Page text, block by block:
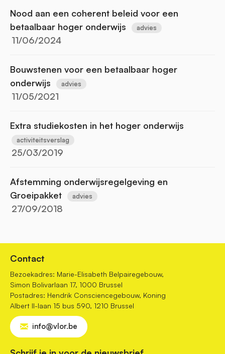
Nood aan een coherent beleid voor een
betaalbaar hoger onderwijs
advies
11/06/2024
Bouwstenen voor een betaalbaar hoger
onderwijs
advies
11/05/2021
Extra studiekosten in het hoger onderwijs
activiteitsverslag
25/03/2019
Afstemming onderwijsregelgeving en
Groeipakket
advies
27/09/2018
Contact
Bezoekadres: Marie-Elisabeth Belpairegebouw,
Simon Bolivarlaan 17, 1000 Brussel
Postadres: Hendrik Consciencegebouw, Koning
Albert II-laan 15 bus 590, 1210 Brussel
info@vlor.be